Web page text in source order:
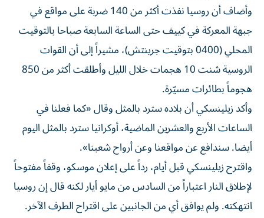
وأضاف أن روسيا نفذت أكثر من 140 ضربة على ​مواقع ‌في
جبهة المعركة في كييف حتى الساعة السابعة صباحا ‌بالتوقيت
المحلي (0400 بتوقيت جرينتش)، مشيراً إلى أن القوات
الروسية شنت 10 هجمات خلال الليل وأطلقت أكثر من 850
هجوماً بطائرات مسيّرة.
وأكد ‌زيلينسكي أن ‌بلاده سترد بالمثل وقال «كما ⁠فعلنا في
الساعات الأربع والعشرين الماضية، أوكرانيا سترد ‌بالمثل اليوم
أيضا. سندافع عن مواقعنا وعن أرواح شعبنا».
واقترح زيلينسكي قبل أيام، رداً على إعلان موسكو، ⁠وقفاً مفتوحاً
لإطلاق النار اعتباراً من السادس ​من مايو أيار لكنه قال إن روسيا
انتهكته. ولم يوافق أي من الجانبين على اقتراح الطرف الآخر.